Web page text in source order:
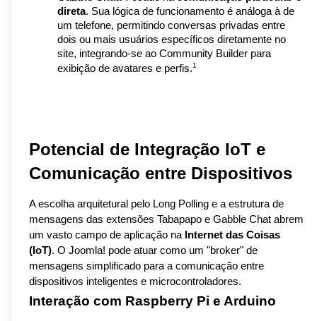
direta. Sua lógica de funcionamento é análoga à de
um telefone, permitindo conversas privadas entre
dois ou mais usuários específicos diretamente no
site, integrando-se ao Community Builder para
exibição de avatares e perfis.1
Potencial de Integração IoT e
Comunicação entre Dispositivos
A escolha arquitetural pelo Long Polling e a estrutura de
mensagens das extensões Tabapapo e Gabble Chat abrem
um vasto campo de aplicação na Internet das Coisas
(IoT). O Joomla! pode atuar como um "broker" de
mensagens simplificado para a comunicação entre
dispositivos inteligentes e microcontroladores.
Interação com Raspberry Pi e Arduino